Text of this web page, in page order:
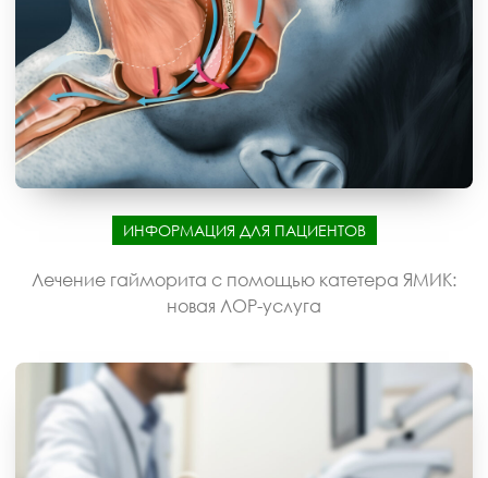
ИНФОРМАЦИЯ ДЛЯ ПАЦИЕНТОВ
Лечение гайморита с помощью катетера ЯМИК:
новая ЛОР-услуга